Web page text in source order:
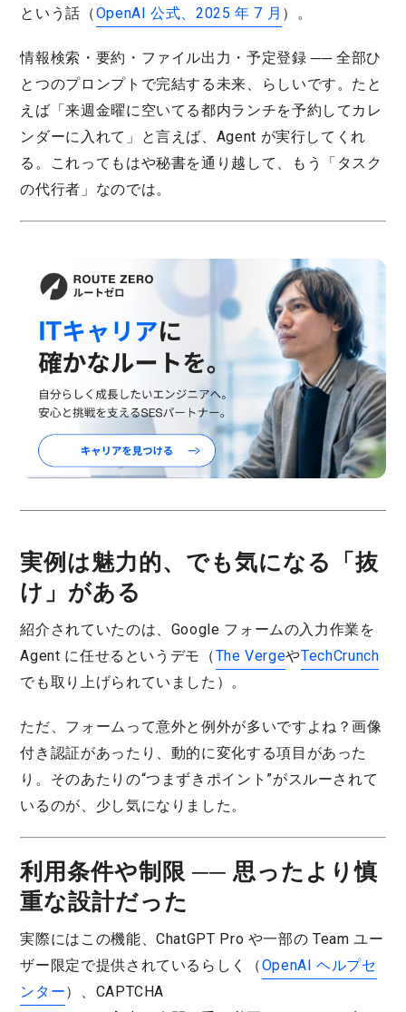
という話（OpenAI 公式、2025 年 7 月 ）。
情報検索・要約・ファイル出力・予定登録 ── 全部ひ
とつのプロンプトで完結する未来、らしいです。たと
えば「来週金曜に空いてる都内ランチを予約してカレ
ンダーに入れて」と言えば、Agent が実行してくれ
る。これってもはや秘書を通り越して、もう「タスク
の代行者」なのでは。
実例は魅力的、でも気になる「抜
け」がある
紹介されていたのは、Google フォームの入力作業を
Agent に任せるというデモ（The VergeやTechCrunch
でも取り上げられていました）。
ただ、フォームって意外と例外が多いですよね？画像
付き認証があったり、動的に変化する項目があった
り。そのあたりの“つまずきポイント”がスルーされて
いるのが、少し気になりました。
利用条件や制限 ── 思ったより慎
重な設計だった
実際にはこの機能、ChatGPT Pro や一部の Team ユー
ザー限定で提供されているらしく（OpenAI ヘルプセ
ンター）、CAPTCHA